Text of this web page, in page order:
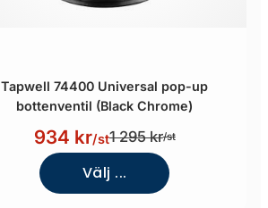
Tapwell 74400 Universal pop-up
bottenventil (Black Chrome)
934 kr/st1 295 kr/st
Välj ...